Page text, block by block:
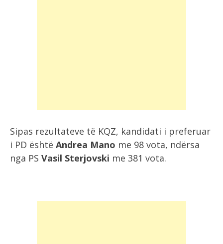
Sipas rezultateve të KQZ, kandidati i preferuar
i PD është Andrea Mano me 98 vota, ndërsa
nga PS Vasil Sterjovski me 381 vota.